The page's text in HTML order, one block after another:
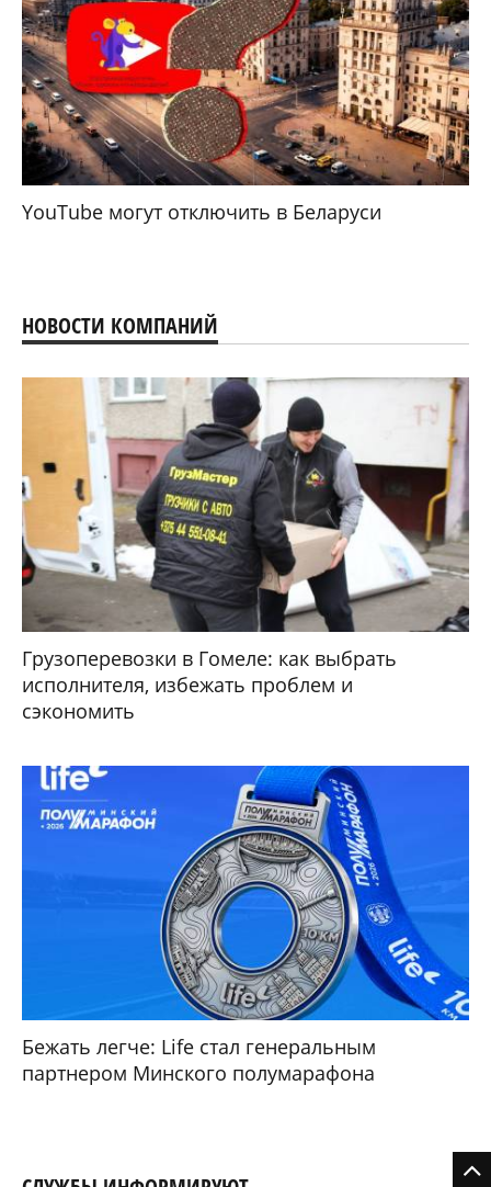
YouTube могут отключить в Беларуси
НОВОСТИ КОМПАНИЙ
Грузоперевозки в Гомеле: как выбрать
исполнителя, избежать проблем и
сэкономить
Бежать легче: Life стал генеральным
партнером Минского полумарафона